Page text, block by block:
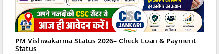
PM Vishwakarma Status 2026– Check Loan & Payment
Status